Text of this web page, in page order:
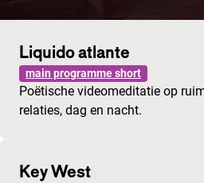
Liquido atlante
main programme short
Poëtische videomeditatie op
relaties, dag en nacht.
Key West